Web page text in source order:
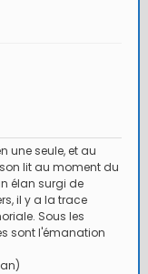
une seule, et au
lit au moment du
élan surgi de
il y a la trace
Sous les
sont l'émanation